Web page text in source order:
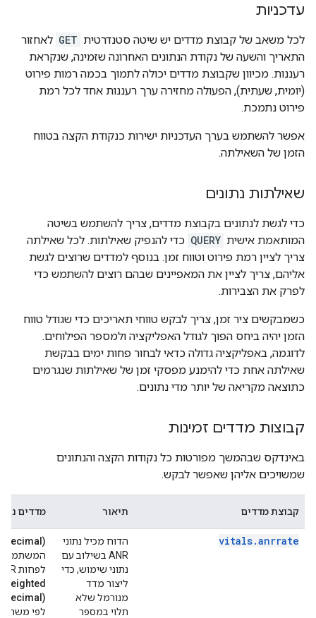
עדכניות
לכל משאב של קבוצת מדדים יש שיטה סטנדרטית GET לאחזור
התאריך והשעה של נקודת הנתונים האחרונה שזמינה, שנקראת
רעננות. מכיוון שקבוצת מדדים יכולה לתמוך בכמה רמות פירוט
(יומית, שעתית), הפעולה מחזירה ערך רעננות אחד לכל רמת
פירוט נתמכת.
אפשר להשתמש בערך העדכניות ישירות כנקודת הקצה בטווח
הזמן של השאילתה.
שאילתות נתונים
כדי לגשת לנתונים בקבוצת מדדים, צריך להשתמש בשיטה
המותאמת אישית QUERY כדי להנפיק שאילתות. לכל שאילתה
צריך לציין רמת פירוט וטווח זמן. בנוסף למדדים שרוצים לגשת
אליהם, צריך לציין את המאפיינים שבהם רוצים להשתמש כדי
לפרק את הצבירות.
כשמבקשים ציר זמן, צריך לבקש טווחי תאריכים כדי שגודל טווח
הזמן יהיה ביחס הפוך לגודל האפליקציה ולמספר הפילוחים.
לדוגמה, באפליקציה גדולה כדאי לבחור פחות ימים בבקשת
שאילתה אחת כדי להימנע מפסקי זמן של שאילתות שנגרמים
כתוצאה מקריאה של יותר מדי נתונים.
קבוצות מדדים זמינות
באינדקס שבהמשך מפורטות כל נקודות הקצה והנתונים
שמשויכים אליהן שאפשר לבקש.
קבוצת מדדים תיאור מדדים
vitals.anrrate
הדוח מכיל נתוני
ANR בשילוב עם
נתוני שימוש, כדי
ליצור מדד
מנורמל שלא
תלוי במספר
המשתמשים
לפחות ANR אחד.